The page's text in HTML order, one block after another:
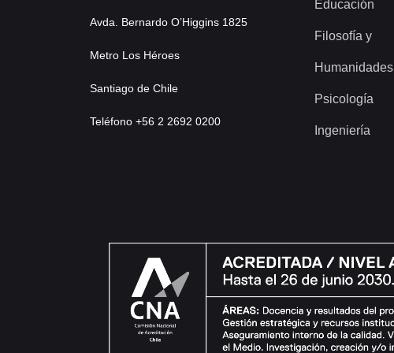
Avda. Bernardo O’Higgins 1825
Metro Los Héroes
Santiago de Chile
Teléfono +56 2 2692 0200
Educación
Filosofía y
Humanidades
Psicología
Ingeniería